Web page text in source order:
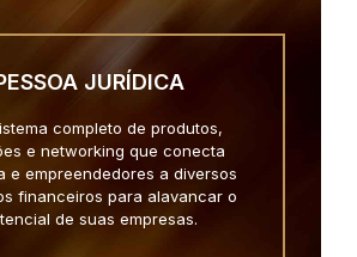
JURÍDICA
completo de produtos,
e networking que conecta
e empreendedores a diversos
financeiros para alavancar o
de suas empresas.